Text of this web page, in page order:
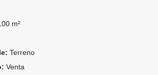
m²
Terreno
Venta